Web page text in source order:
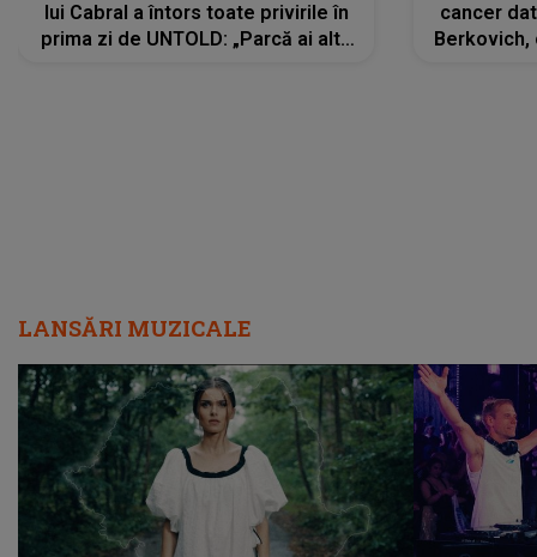
lui Cabral a întors toate privirile în
prima zi de UNTOLD: „Parcă ai altă
cancer
LANSĂRI MUZICALE